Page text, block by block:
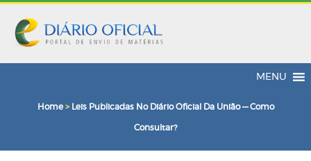
MENU
Home> Leis Publicadas No Diário Oficial Da União — Como
Consultar?